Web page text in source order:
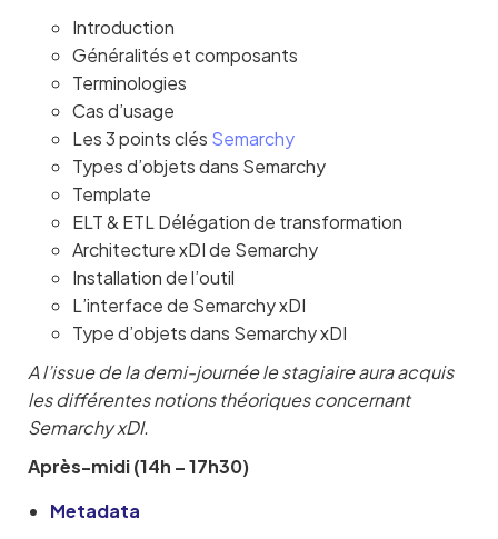
Introduction
Généralités et composants
Terminologies
Cas d’usage
Les 3 points clés Semarchy
Types d’objets dans Semarchy
Template
ELT & ETL Délégation de transformation
Architecture xDI de Semarchy
Installation de l’outil
L’interface de Semarchy xDI
Type d’objets dans Semarchy xDI
A l’issue de la demi-journée le stagiaire aura acquis
les différentes notions théoriques concernant
Semarchy xDI.
Après-midi (14h – 17h30)
Metadata